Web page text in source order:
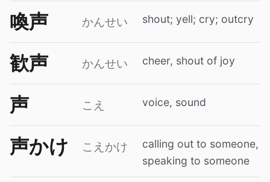
喚声 かんせい shout; yell; cry; outcry
歓声 かんせい cheer, shout of joy
声 こえ voice, sound
声かけ こえかけ
calling out to someone,
speaking to someone